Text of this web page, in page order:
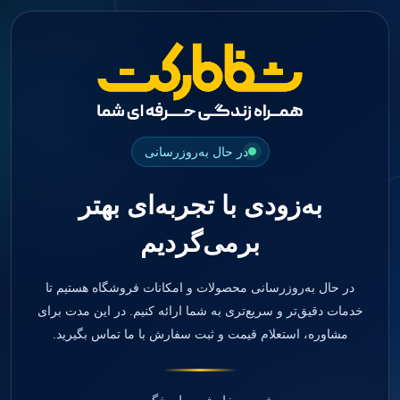
در حال به‌روزرسانی
به‌زودی با تجربه‌ای بهتر
برمی‌گردیم
در حال به‌روزرسانی محصولات و امکانات فروشگاه هستیم تا
خدمات دقیق‌تر و سریع‌تری به شما ارائه کنیم. در این مدت برای
مشاوره، استعلام قیمت و ثبت سفارش با ما تماس بگیرید.
جستجو
Impression Coping
صفحه اصلی
دندانپزشکی
مواد ترمیمی
کامپوزیت
کامپوزیت فلو
اسید اچ
باندینگ
بلیچینگ